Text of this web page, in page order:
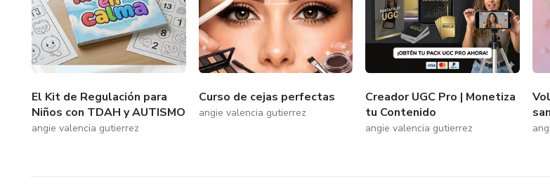
El Kit de Regulación para
Niños con TDAH y AUTISMO
angie valencia gutierrez
Curso de cejas perfectas
angie valencia gutierrez
Creador UGC Pro | Monetiza
tu Contenido
angie valencia gutierrez